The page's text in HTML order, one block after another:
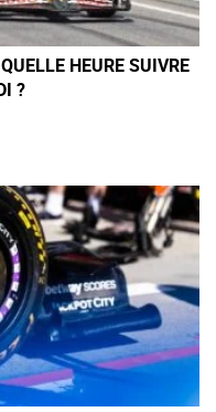
HEURE SUIVRE
?